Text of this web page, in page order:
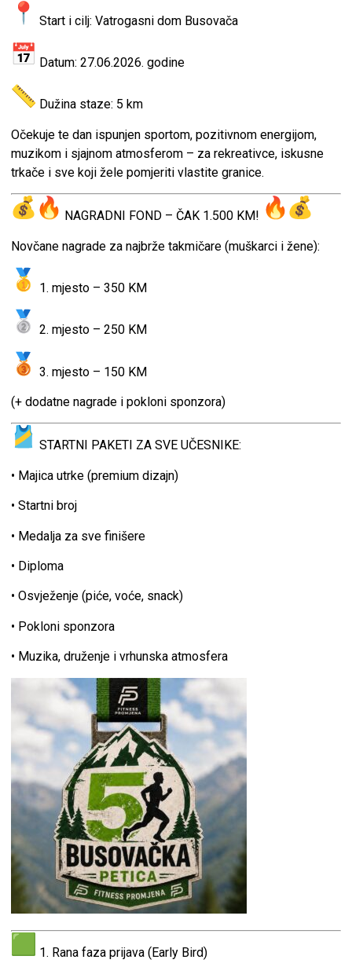
Start i cilj: Vatrogasni dom Busovača
Datum: 27.06.2026. godine
Dužina staze: 5 km
Očekuje te dan ispunjen sportom, pozitivnom energijom,
muzikom i sjajnom atmosferom – za rekreativce, iskusne
trkače i sve koji žele pomjeriti vlastite granice.
NAGRADNI FOND – ČAK 1.500 KM!
Novčane nagrade za najbrže takmičare (muškarci i žene):
1. mjesto – 350 KM
2. mjesto – 250 KM
3. mjesto – 150 KM
(+ dodatne nagrade i pokloni sponzora)
STARTNI PAKETI ZA SVE UČESNIKE:
• Majica utrke (premium dizajn)
• Startni broj
• Medalja za sve finišere
• Diploma
• Osvježenje (piće, voće, snack)
• Pokloni sponzora
• Muzika, druženje i vrhunska atmosfera
1. Rana faza prijava (Early Bird)